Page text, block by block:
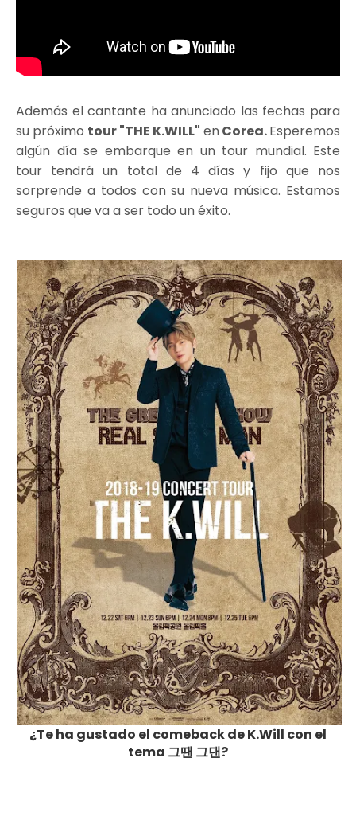
Además el cantante ha anunciado las fechas para
su próximo tour "THE K.WILL" enCorea.Esperemos
algún día se embarque en un tour mundial. Este
tour tendrá un total de 4 días y fijo que nos
sorprende a todos con su nueva música. Estamos
seguros que va a ser todo un éxito.
¿Te ha gustado el comeback de K.Will con el
tema 그땐 그댄?